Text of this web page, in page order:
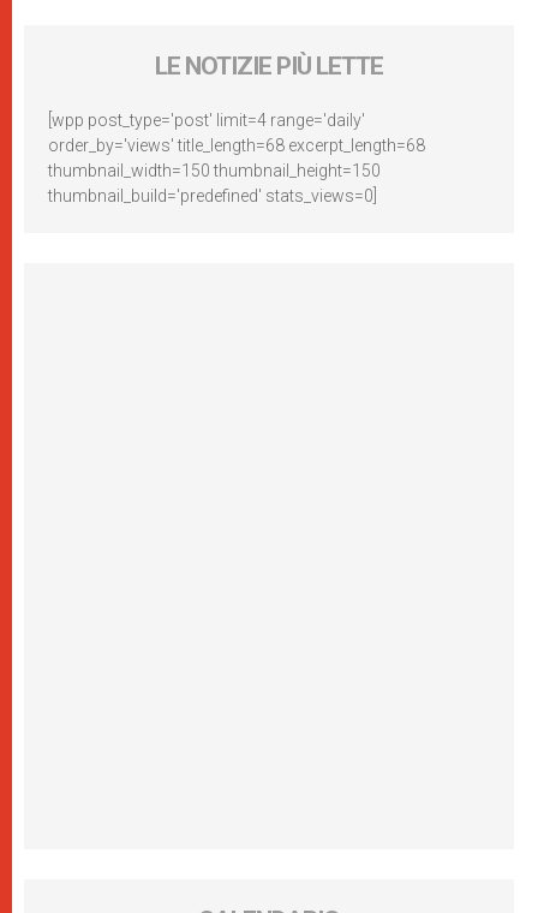
LE NOTIZIE PIÙ LETTE
[wpp post_type='post' limit=4 range='daily'
order_by='views' title_length=68 excerpt_length=68
thumbnail_width=150 thumbnail_height=150
thumbnail_build='predefined' stats_views=0]